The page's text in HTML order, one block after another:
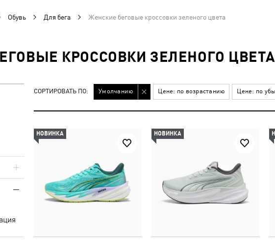
Обувь Для бега Женские беговые кроссовки зеленого цвета
КРОССОВКИ ЗЕЛЕНОГО ЦВЕТА
СОРТИРОВАТЬ ПО: Умолчанию Цене: по возрастанию Цене: по
НОВИНКА НОВИНКА